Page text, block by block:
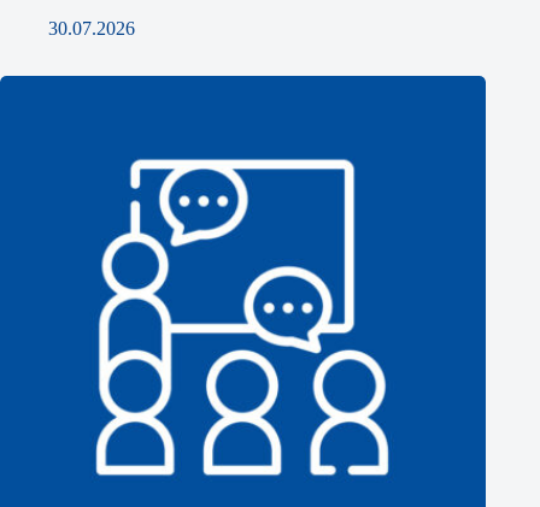
30.07.2026